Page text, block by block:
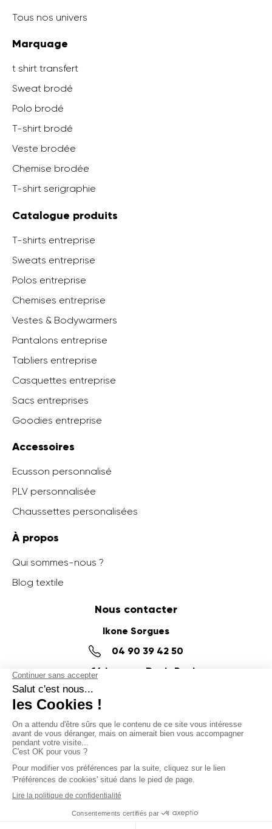
Tous nos univers
Marquage
t shirt transfert
Sweat brodé
Polo brodé
T-shirt brodé
Veste brodée
Chemise brodée
T-shirt serigraphie
Catalogue produits
T-shirts entreprise
Sweats entreprise
Polos entreprise
Chemises entreprise
Vestes & Bodywarmers
Pantalons entreprise
Tabliers entreprise
Casquettes entreprise
Sacs entreprises
Goodies entreprise
Accessoires
Ecusson personnalisé
PLV personnalisée
Chaussettes personalisées
À propos
Qui sommes-nous ?
Blog textile
Nous contacter
Ikone Sorgues
04 90 39 42 50
14 impasse Denis Papin,
Ikone Nancy
58 Rue de la Commanderie,
54000 NANCY